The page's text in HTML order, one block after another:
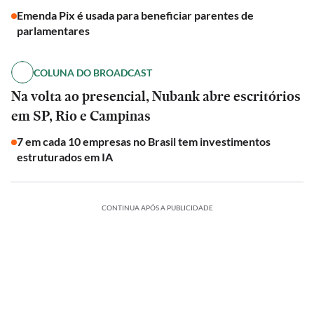
Emenda Pix é usada para beneficiar parentes de
parlamentares
COLUNA DO BROADCAST
Na volta ao presencial, Nubank abre escritórios
em SP, Rio e Campinas
7 em cada 10 empresas no Brasil tem investimentos
estruturados em IA
CONTINUA APÓS A PUBLICIDADE